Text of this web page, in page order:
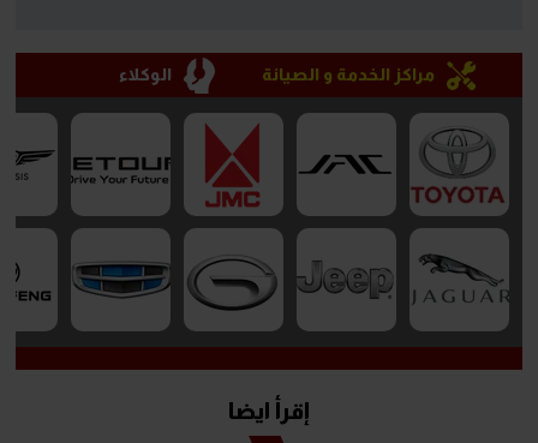
مراكز الخدمة و الصيانة الوكلاء
إقرأ ايضا